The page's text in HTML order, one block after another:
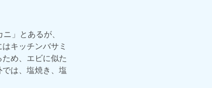
」とあるが、
キッチンバサミ
め、エビに似た
は、塩焼き、塩